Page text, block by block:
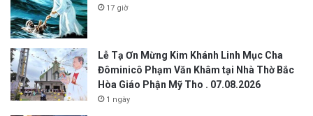
17 giờ
Lễ Tạ Ơn Mừng Kim Khánh Linh Mục Cha
Đôminicô Phạm Văn Khâm tại Nhà Thờ Bắc
Hòa Giáo Phận Mỹ Tho . 07.08.2026
1 ngày